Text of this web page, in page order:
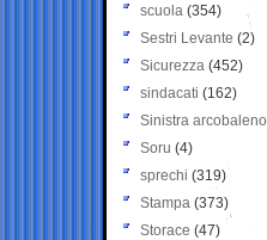
scuola (354)
Sestri Levante (2)
Sicurezza (452)
sindacati (162)
Sinistra arcobaleno
Soru (4)
sprechi (319)
Stampa (373)
Storace (47)